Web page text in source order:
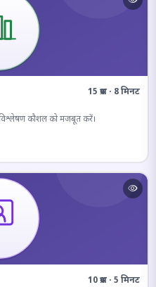
15 प्रश्न · 8 मिनट
विश्लेषण कौशल को मजबूत करें।
10 प्रश्न · 5 मिनट